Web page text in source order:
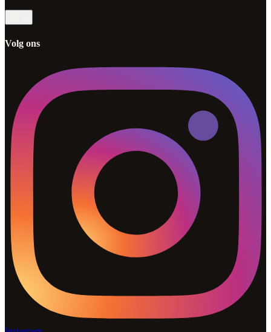
Volg ons